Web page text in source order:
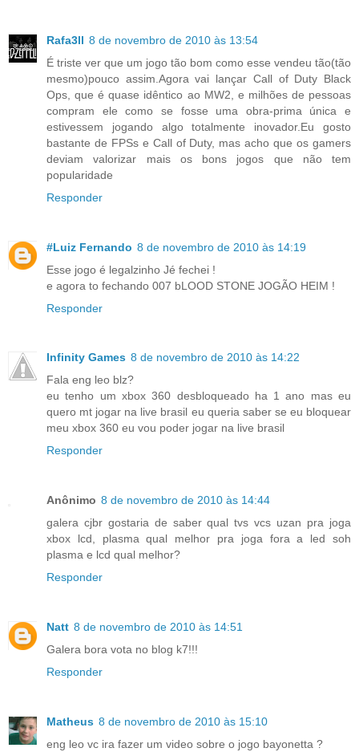
Rafa3ll 8 de novembro de 2010 às 13:54
É triste ver que um jogo tão bom como esse vendeu tão(tão
mesmo)pouco assim.Agora vai lançar Call of Duty Black
Ops, que é quase idêntico ao MW2, e milhões de pessoas
compram ele como se fosse uma obra-prima única e
estivessem jogando algo totalmente inovador.Eu gosto
bastante de FPSs e Call of Duty, mas acho que os gamers
deviam valorizar mais os bons jogos que não tem
popularidade
Responder
#Luiz Fernando 8 de novembro de 2010 às 14:19
Esse jogo é legalzinho Jé fechei !
e agora to fechando 007 bLOOD STONE JOGÃO HEIM !
Responder
Infinity Games 8 de novembro de 2010 às 14:22
Fala eng leo blz?
eu tenho um xbox 360 desbloqueado ha 1 ano mas eu
quero mt jogar na live brasil eu queria saber se eu bloquear
meu xbox 360 eu vou poder jogar na live brasil
Responder
Anônimo 8 de novembro de 2010 às 14:44
galera cjbr gostaria de saber qual tvs vcs uzan pra joga
xbox lcd, plasma qual melhor pra joga fora a led soh
plasma e lcd qual melhor?
Responder
Natt 8 de novembro de 2010 às 14:51
Galera bora vota no blog k7!!!
Responder
Matheus 8 de novembro de 2010 às 15:10
eng leo vc ira fazer um video sobre o jogo bayonetta ?